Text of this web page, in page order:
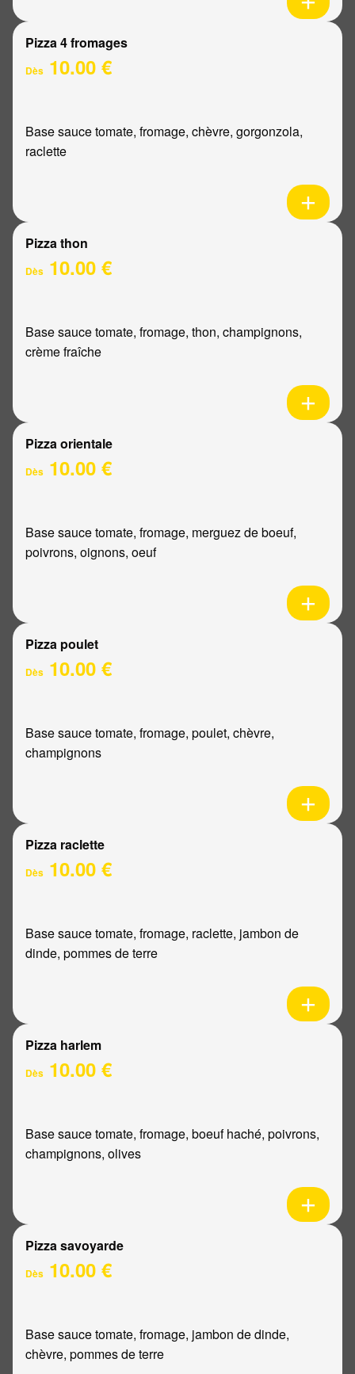
Pizza 4 fromages
Dès 10.00 €
Base sauce tomate, fromage, chèvre, gorgonzola,
raclette
Pizza thon
Dès 10.00 €
Base sauce tomate, fromage, thon, champignons,
crème fraîche
Pizza orientale
Dès 10.00 €
Base sauce tomate, fromage, merguez de boeuf,
poivrons, oignons, oeuf
Pizza poulet
Dès 10.00 €
Base sauce tomate, fromage, poulet, chèvre,
champignons
Pizza raclette
Dès 10.00 €
Base sauce tomate, fromage, raclette, jambon de
dinde, pommes de terre
Pizza harlem
Dès 10.00 €
Base sauce tomate, fromage, boeuf haché, poivrons,
champignons, olives
Pizza savoyarde
Dès 10.00 €
Base sauce tomate, fromage, jambon de dinde,
chèvre, pommes de terre